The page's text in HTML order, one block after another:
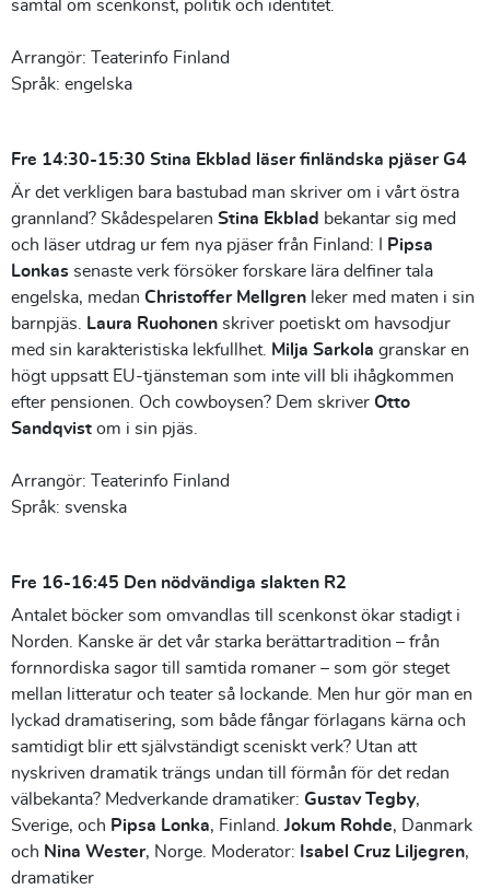
samtal om scenkonst, politik och identitet.
Arrangör: Teaterinfo Finland
Språk: engelska
Fre 14:30-15:30 Stina Ekblad läser finländska pjäser G4
Är det verkligen bara bastubad man skriver om i vårt östra
grannland? Skådespelaren Stina Ekblad bekantar sig med
och läser utdrag ur fem nya pjäser från Finland: I Pipsa
Lonkas senaste verk försöker forskare lära delfiner tala
engelska, medan Christoffer Mellgren leker med maten i sin
barnpjäs. Laura Ruohonen skriver poetiskt om havsodjur
med sin karakteristiska lekfullhet. Milja Sarkola granskar en
högt uppsatt EU-tjänsteman som inte vill bli ihågkommen
efter pensionen. Och cowboysen? Dem skriver Otto
Sandqvist om i sin pjäs.
Arrangör: Teaterinfo Finland
Språk: svenska
Fre 16-16:45 Den nödvändiga slakten R2
Antalet böcker som omvandlas till scenkonst ökar stadigt i
Norden. Kanske är det vår starka berättartradition – från
fornnordiska sagor till samtida romaner – som gör steget
mellan litteratur och teater så lockande. Men hur gör man en
lyckad dramatisering, som både fångar förlagans kärna och
samtidigt blir ett självständigt sceniskt verk? Utan att
nyskriven dramatik trängs undan till förmån för det redan
välbekanta? Medverkande dramatiker: Gustav Tegby,
Sverige, och Pipsa Lonka, Finland.Jokum Rohde, Danmark
och Nina Wester, Norge. Moderator: Isabel Cruz Liljegren,
dramatiker